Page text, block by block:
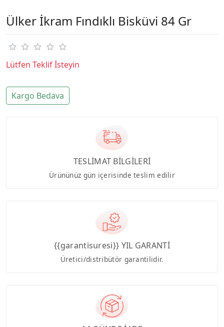
Ülker İkram Fındıklı Bisküvi 84 Gr
Lütfen Teklif İsteyin
Kargo Bedava
TESLİMAT BİLGİLERİ
Ürününüz gün içerisinde teslim edilir
{{garantisuresi}} YIL GARANTİ
Üretici/distribütör garantilidir.